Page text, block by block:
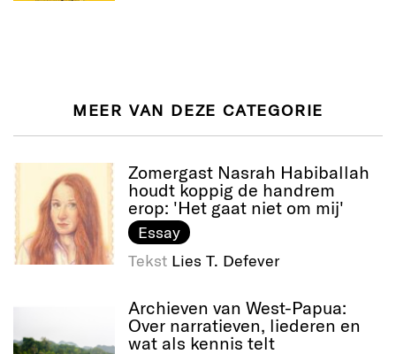
MEER VAN DEZE CATEGORIE
Zomergast Nasrah Habiballah
houdt koppig de handrem
erop: 'Het gaat niet om mij'
Essay
Tekst Lies T. Defever
Archieven van West-Papua:
Over narratieven, liederen en
wat als kennis telt